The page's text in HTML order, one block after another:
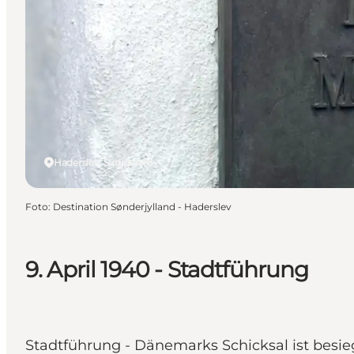
9. April 1940 - Stadtführung
Stadtführung - Dänemarks Schicksal ist
Haderslev, Südjütland
Foto: Destination Sønderjylland - Haderslev